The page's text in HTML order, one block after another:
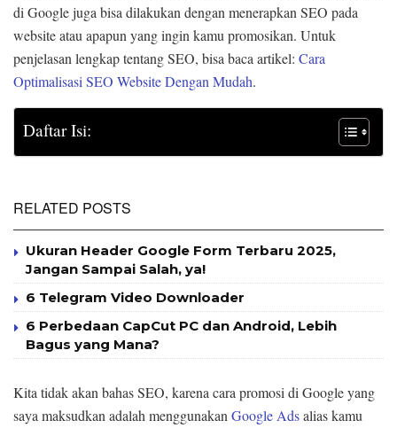
di Google juga bisa dilakukan dengan menerapkan SEO pada
website atau apapun yang ingin kamu promosikan. Untuk
penjelasan lengkap tentang SEO, bisa baca artikel: Cara
Optimalisasi SEO Website Dengan Mudah.
Daftar Isi:
RELATED POSTS
Ukuran Header Google Form Terbaru 2025,
Jangan Sampai Salah, ya!
6 Telegram Video Downloader
6 Perbedaan CapCut PC dan Android, Lebih
Bagus yang Mana?
Kita tidak akan bahas SEO, karena cara promosi di Google yang
saya maksudkan adalah menggunakanGoogle Adsalias kamu